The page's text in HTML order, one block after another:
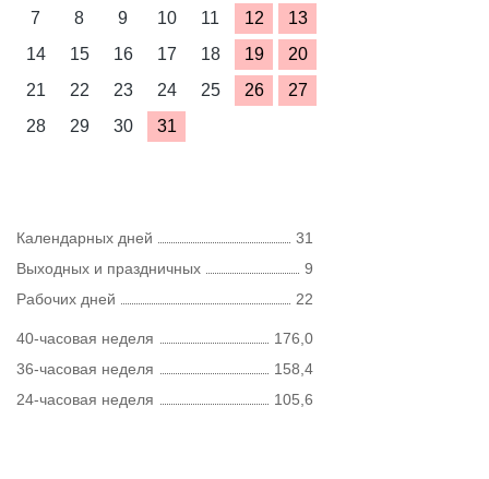
7
8 9 10 11 12
13
14
15 16 17 18 19
20
21
22 23 24 25 26
27
28
29 30 31
Календарных дней
31
Выходных и праздничных
9
Рабочих дней
22
40-часовая неделя
176,0
36-часовая неделя
158,4
24-часовая неделя
105,6